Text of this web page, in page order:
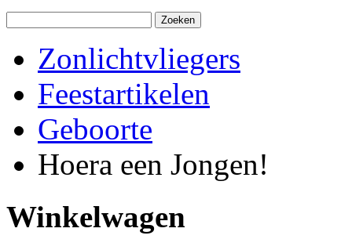
Zonlichtvliegers
Feestartikelen
Geboorte
Hoera een Jongen!
Winkelwagen